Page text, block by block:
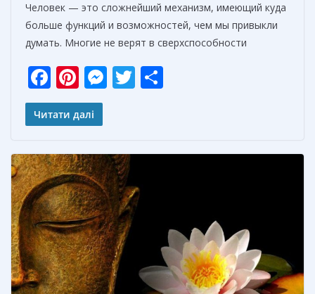
Человек — это сложнейший механизм, имеющий куда
больше функций и возможностей, чем мы привыкли
думать. Многие не верят в сверхспособности
F
ac
e
o
o
k
Pi
nt
er
st
M
n
g
er
T
т
ь
Читати далі